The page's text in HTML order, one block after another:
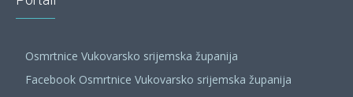
Osmrtnice Vukovarsko srijemska županija
Facebook Osmrtnice Vukovarsko srijemska županija